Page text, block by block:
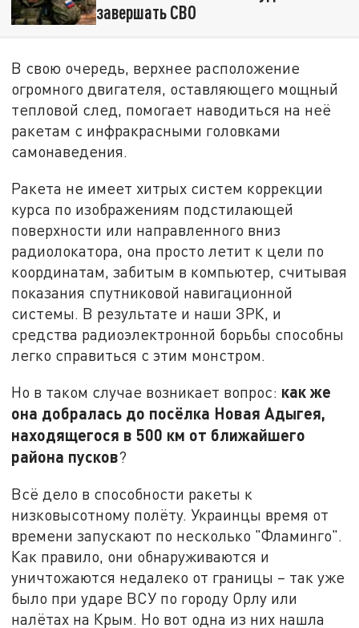
завершать СВО
В свою очередь, верхнее расположение
огромного двигателя, оставляющего мощный
тепловой след, помогает наводиться на неё
ракетам с инфракрасными головками
самонаведения.
Ракета не имеет хитрых систем коррекции
курса по изображениям подстилающей
поверхности или направленного вниз
радиолокатора, она просто летит к цели по
координатам, забитым в компьютер, считывая
показания спутниковой навигационной
системы. В результате и наши ЗРК, и
средства радиоэлектронной борьбы способны
легко справиться с этим монстром.
Но в таком случае возникает вопрос: как же
она добралась до посёлка Новая Адыгея,
находящегося в 500 км от ближайшего
района пусков?
Всё дело в способности ракеты к
низковысотному полёту. Украинцы время от
времени запускают по несколько "Фламинго".
Как правило, они обнаруживаются и
уничтожаются недалеко от границы – так уже
было при ударе ВСУ по городу Орлу или
налётах на Крым. Но вот одна из них нашла